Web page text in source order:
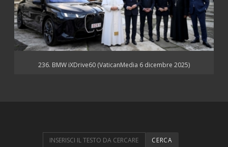
236. BMW iXDrive60 (VaticanMedia 6 dicembre 2025)